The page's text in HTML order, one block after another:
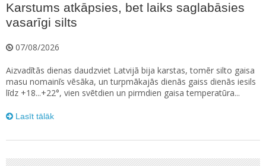
Karstums atkāpsies, bet laiks saglabāsies
vasarīgi silts
07/08/2026
Aizvadītās dienas daudzviet Latvijā bija karstas, tomēr silto gaisa
masu nomainīs vēsāka, un turpmākajās dienās gaiss dienās iesils
līdz +18...+22°, vien svētdien un pirmdien gaisa temperatūra...
Lasīt tālāk